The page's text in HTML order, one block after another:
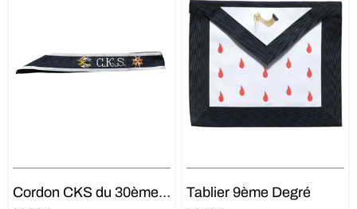
Cordon CKS du 30ème grade Tablier 9ème Degré